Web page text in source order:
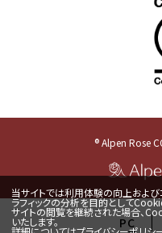
® Alpen Rose
PC
当サイトでは利用体験の向上および
ラフィックの分析を目的として
サイトの閲覧を継続された場合、
いたします。